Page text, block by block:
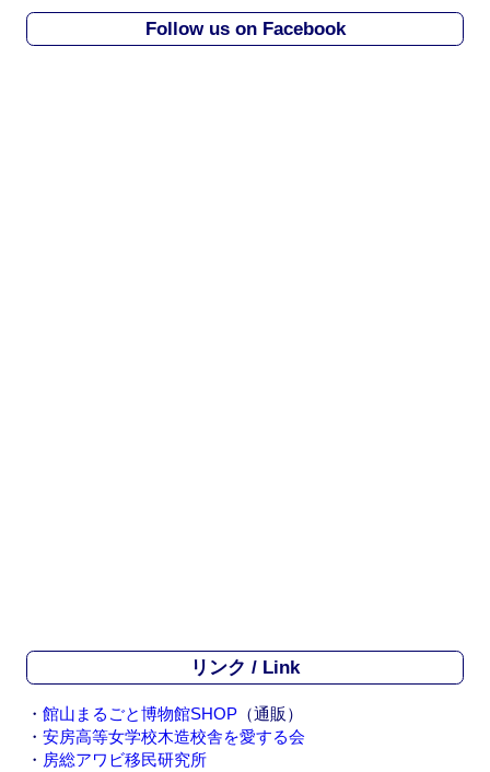
i
Follow us on Facebook
リンク / Link
・ 館山まるごと博物館SHOP （通販）
・ 安房高等女学校木造校舎を愛する会
・ 房総アワビ移民研究所